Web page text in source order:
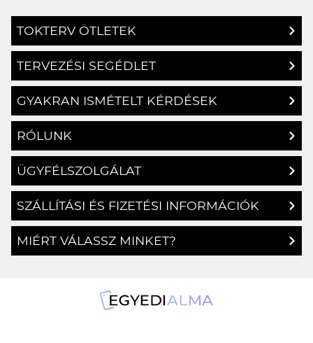
TOKTERV ÖTLETEK
TERVEZÉSI SEGÉDLET
GYAKRAN ISMÉTELT KÉRDÉSEK
RÓLUNK
ÜGYFÉLSZOLGÁLAT
SZÁLLÍTÁSI ÉS FIZETÉSI INFORMÁCIÓK
MIÉRT VÁLASSZ MINKET?